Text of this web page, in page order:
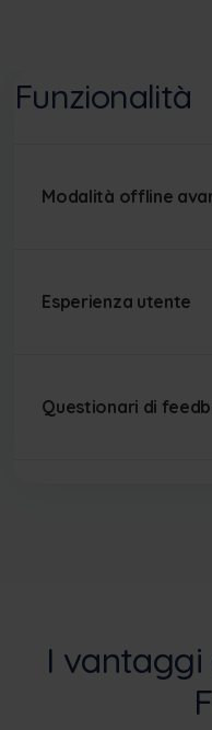
Funzionalità
Modalità offline
Esperienza utente
Questionari di
I